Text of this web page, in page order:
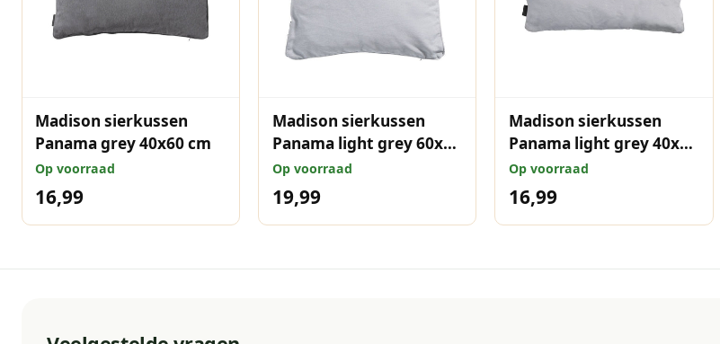
Madison sierkussen
Panama grey 40x60 cm
Op voorraad
16,99
Madison sierkussen
Panama light grey 60x60
cm
Op voorraad
19,99
Madison sierkussen
Panama light grey 40x60
cm
Op voorraad
16,99